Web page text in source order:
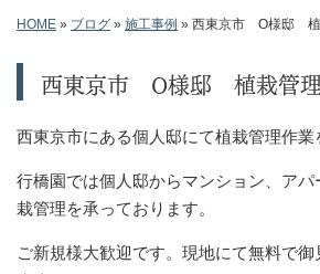
HOME » ブログ » 施工事例 » 西東京市 O様邸 植
西東京市 O様邸 植栽管理
西東京市にある個人邸にて植栽管理作業
行橋園では個人邸からマンション、ア
栽管理を承っております。
ご新規様大歓迎です。現地にて無料で御